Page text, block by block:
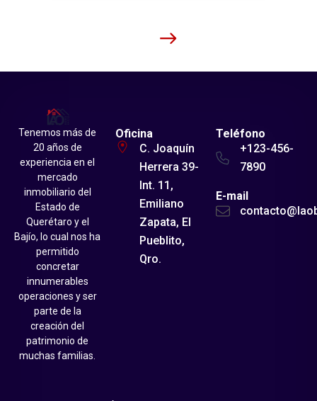
Tenemos más de
20 años de
experiencia en el
mercado
inmobiliario del
Estado de
Querétaro y el
Bajío, lo cual nos ha
permitido
concretar
innumerables
operaciones y ser
parte de la
creación del
patrimonio de
muchas familias.
Oficina
C. Joaquín
Herrera 39-
Int. 11,
Emiliano
Zapata, El
Pueblito,
Qro.
Teléfono
+123-456-
7890
E-mail